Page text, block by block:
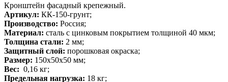
Кронштейн фасадный крепежный.
Артикул: КК-150-грунт;
Производство: Россия;
Материал: сталь с цинковым покрытием толщиной 40 мкм;
Толщина стали: 2 мм;
Защитный слой: порошковая окраска;
Размер: 150х50х50 мм;
Вес: 0,16 кг;
Предельная нагрузка: 18 кг;